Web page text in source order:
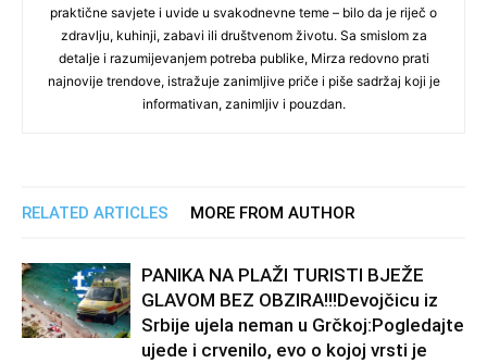
praktične savjete i uvide u svakodnevne teme – bilo da je riječ o
zdravlju, kuhinji, zabavi ili društvenom životu. Sa smislom za
detalje i razumijevanjem potreba publike, Mirza redovno prati
najnovije trendove, istražuje zanimljive priče i piše sadržaj koji je
informativan, zanimljiv i pouzdan.
RELATED ARTICLES MORE FROM AUTHOR
PANIKA NA PLAŽI TURISTI BJEŽE
GLAVOM BEZ OBZIRA!!!Devojčicu iz
Srbije ujela neman u Grčkoj:Pogledajte
ujede i crvenilo, evo o kojoj vrsti je